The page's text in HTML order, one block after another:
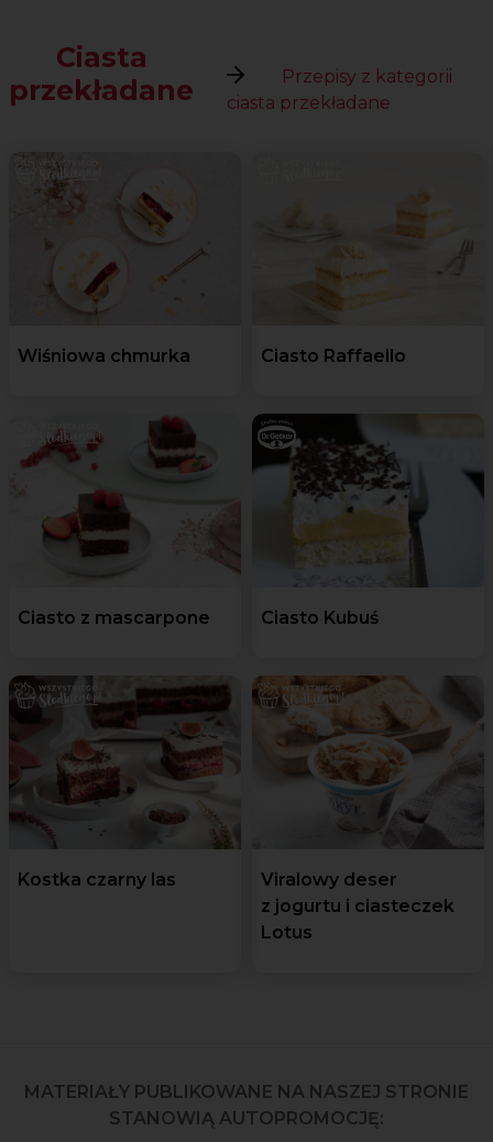
Ciasta
przekładane
Przepisy z kategorii
ciasta przekładane
Wiśniowa chmurka Ciasto Raffaello
Ciasto z mascarpone Ciasto Kubuś
Kostka czarny las
Viralowy deser
z jogurtu i ciasteczek
Lotus
MATERIAŁY PUBLIKOWANE NA NASZEJ STRONIE
STANOWIĄ AUTOPROMOCJĘ: